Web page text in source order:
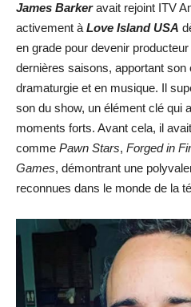
James Barkeravait rejoint ITV
activement à Love Island USA
en grade pour devenir
dernières saisons, apportant son
dramaturgie et en musique. Il
son du show, un élément clé qui
moments forts. Avant cela, il
comme Pawn Stars, Forged in
Games, démontrant une
reconnues dans le monde de la